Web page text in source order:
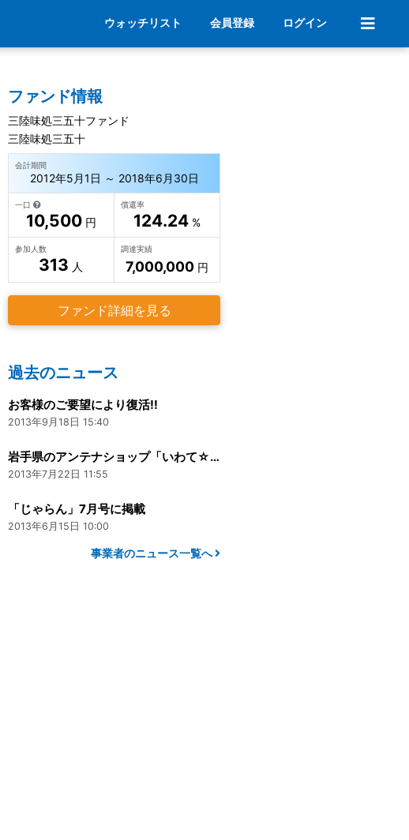
ウォッチリスト 会員登録 ログイン
ファンド情報
三陸味処三五十ファンド
三陸味処三五十
会計期間
2012年5月1日 ～ 2018年6月30日
一口
10,500円
償還率
124.24%
参加人数
313 人
調達実績
7,000,000円
ファンド詳細を見る
過去のニュース
お客様のご要望により復活!!
2013年9月18日 15:40
岩手県のアンテナショップ「いわて☆銀河プラザ」チャレンジコーナー
2013年7月22日 11:55
「じゃらん」7月号に掲載
2013年6月15日 10:00
事業者のニュース一覧へ